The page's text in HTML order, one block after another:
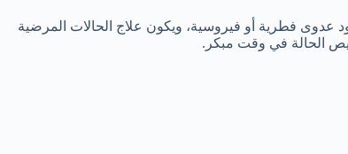
عدوى فطرية أو فيروسية، ويكون علاج الحالات المرضية
الحالة في وقت مبكر.